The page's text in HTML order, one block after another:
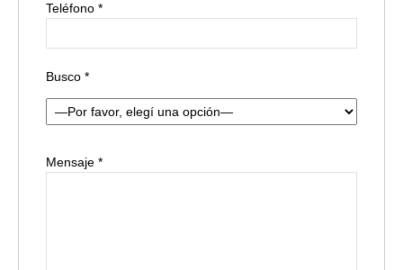
Teléfono *
Busco *
Mensaje *